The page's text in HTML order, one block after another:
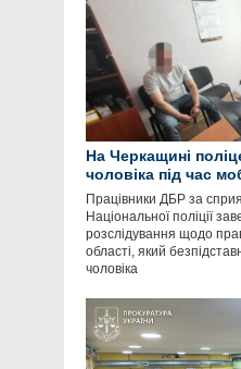
На Черкащині
чоловіка під час
Працівники ДБР за
Національної поліції
розслідування щодо
області, який
чоловіка